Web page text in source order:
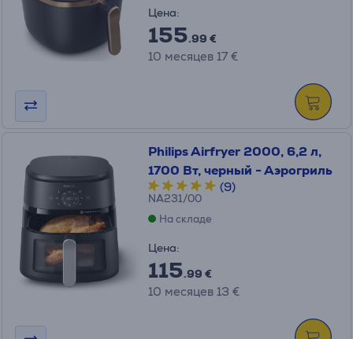
Цена:
155.99 €
10 месяцев 17 €
Philips Airfryer 2000, 6,2 л,
1700 Вт, черный - Аэрогриль
(9)
NA231/00
На складе
Цена:
115.99 €
10 месяцев 13 €